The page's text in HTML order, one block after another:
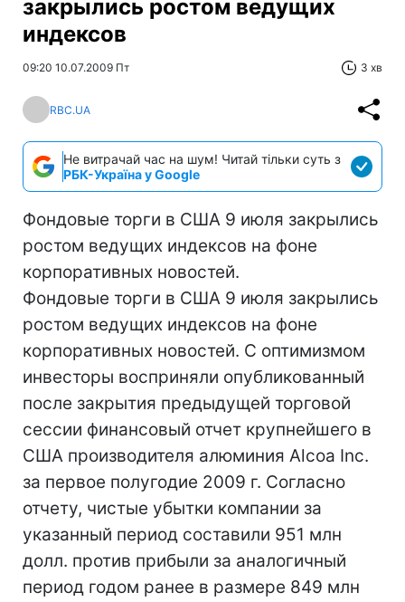
закрылись ростом ведущих
индексов
09:20 10.07.2009 Пт 3 хв
RBC.UA
Не витрачай час на шум! Читай тільки суть з
РБК-Україна у Google
Фондовые торги в США 9 июля закрылись
ростом ведущих индексов на фоне
корпоративных новостей.
Фондовые торги в США 9 июля закрылись
ростом ведущих индексов на фоне
корпоративных новостей. С оптимизмом
инвесторы восприняли опубликованный
после закрытия предыдущей торговой
сессии финансовый отчет крупнейшего в
США производителя алюминия Alcoa Inc.
за первое полугодие 2009 г. Согласно
отчету, чистые убытки компании за
указанный период составили 951 млн
долл. против прибыли за аналогичный
период годом ранее в размере 849 млн